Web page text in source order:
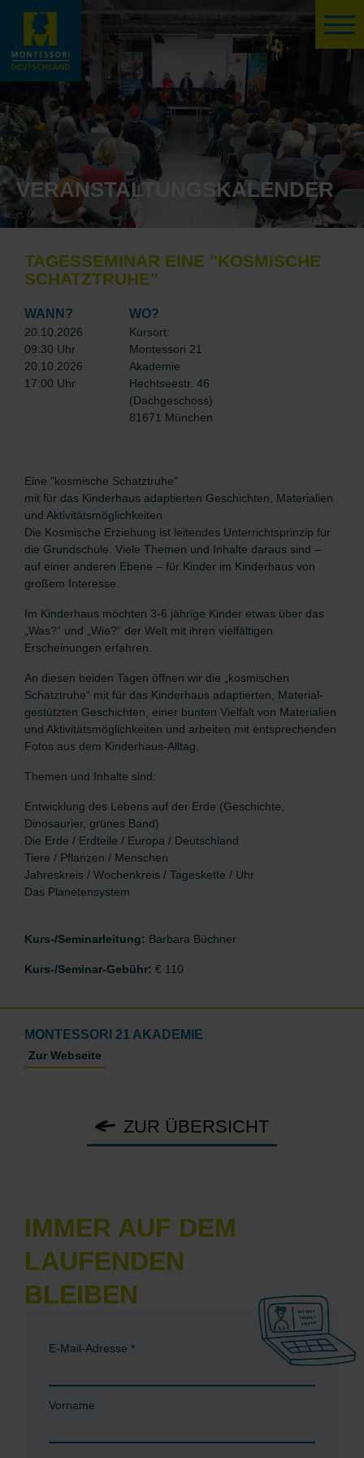
VERANSTALTUNGSKALENDER
TAGESSEMINAR EINE "KOSMISCHE
SCHATZTRUHE"
WANN?
20.10.2026
09:30 Uhr
20.10.2026
17:00 Uhr
WO?
Kursort:
Montessori 21
Akademie
Hechtseestr. 46
(Dachgeschoss)
81671 München
Eine "kosmische Schatztruhe"
mit für das Kinderhaus adaptierten Geschichten, Materialien
und Aktivitätsmöglichkeiten
Die Kosmische Erziehung ist leitendes Unterrichtsprinzip für
die Grundschule. Viele Themen und Inhalte daraus sind –
auf einer anderen Ebene – für Kinder im Kinderhaus von
großem Interesse.
Im Kinderhaus möchten 3-6 jährige Kinder etwas über das
„Was?“ und „Wie?“ der Welt mit ihren vielfältigen
Erscheinungen erfahren.
An diesen beiden Tagen öffnen wir die „kosmischen
Schatztruhe“ mit für das Kinderhaus adaptierten, Material-
gestützten Geschichten, einer bunten Vielfalt von Materialien
und Aktivitätsmöglichkeiten und arbeiten mit entsprechenden
Fotos aus dem Kinderhaus-Alltag.
Themen und Inhalte sind:
Entwicklung des Lebens auf der Erde (Geschichte,
Dinosaurier, grünes Band)
Die Erde / Erdteile / Europa / Deutschland
Tiere / Pflanzen / Menschen
Jahreskreis / Wochenkreis / Tageskette / Uhr
Das Planetensystem
Kurs-/Seminarleitung: Barbara Büchner
Kurs-/Seminar-Gebühr: € 110
MONTESSORI 21 AKADEMIE
Zur Webseite
ZUR ÜBERSICHT
IMMER AUF DEM
LAUFENDEN
BLEIBEN
E-Mail-Adresse *
Vorname